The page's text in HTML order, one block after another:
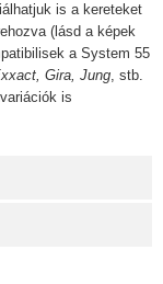
is a kereteket
(lásd a képek
a System 55
Gira, Jung, stb.
is